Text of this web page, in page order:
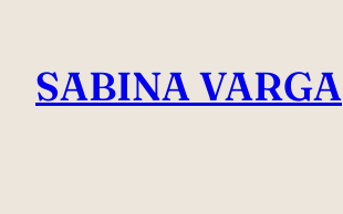
content
SABINA VARGA